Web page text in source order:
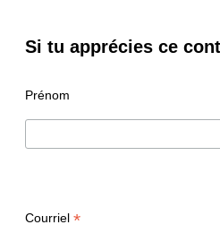
Si tu apprécies ce
Prénom
Courriel *